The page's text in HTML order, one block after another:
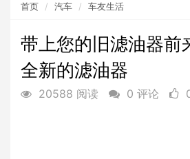
首页 汽车 车友生活
带上您的旧滤油器前
全新的滤油器
20588 阅读 0 评论